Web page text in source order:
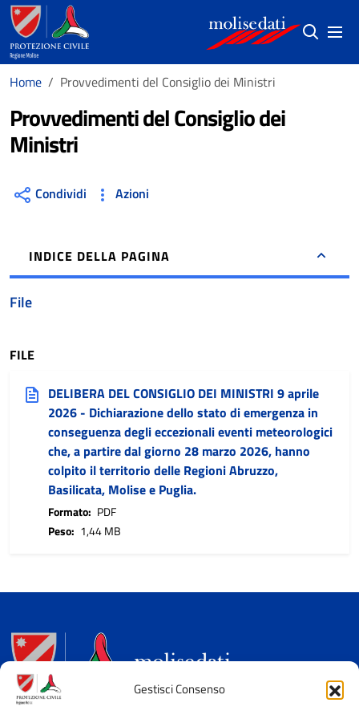
Gestisci Consenso
Salta al contenuto principale
(si apre in
Home Provvedimenti del Consiglio dei Ministri
Provvedimenti del Consiglio dei
Ministri
Condividi Azioni
FILE
DELIBERA DEL CONSIGLIO DEI MINISTRI 9 aprile
2026 - Dichiarazione dello stato di emergenza in
conseguenza degli eccezionali eventi meteorologici
che, a partire dal giorno 28 marzo 2026, hanno
colpito il territorio delle Regioni Abruzzo,
Basilicata, Molise e Puglia.(PDF, 1,44 MB, si apre in
Formato: PDF
Peso: 1,44 MB
INDICE DELLA PAGINA
Avanzamento lettura 100%
File